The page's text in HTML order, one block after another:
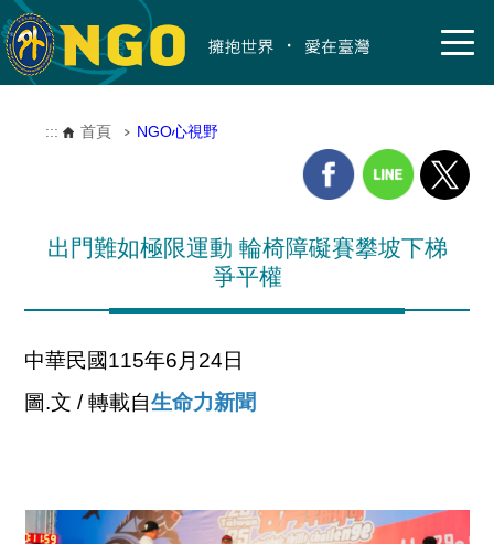
::: 首頁 NGO心視野
出門難如極限運動 輪椅障礙賽攀坡下梯
爭平權
中華民國115年6月24日
圖.文 / 轉載自生命力新聞